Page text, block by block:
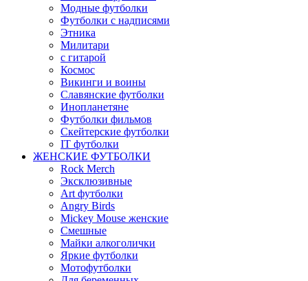
Модные футболки
Футболки с надписями
Этника
Милитари
с гитарой
Космос
Викинги и воины
Славянские футболки
Инопланетяне
Футболки фильмов
Скейтерские футболки
IT футболки
ЖЕНСКИЕ ФУТБОЛКИ
Rock Merch
Эксклюзивные
Art футболки
Angry Birds
Mickey Mouse женские
Смешные
Майки алкоголички
Яркие футболки
Мотофутболки